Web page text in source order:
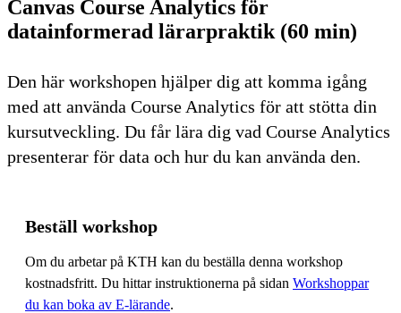
Canvas Course Analytics för
datainformerad lärarpraktik (60 min)
Den här workshopen hjälper dig att komma igång
med att använda Course Analytics för att stötta din
kursutveckling. Du får lära dig vad Course Analytics
presenterar för data och hur du kan använda den.
Beställ workshop
Om du arbetar på KTH kan du beställa denna workshop
kostnadsfritt. Du hittar instruktionerna på sidan Workshoppar
du kan boka av E-lärande.